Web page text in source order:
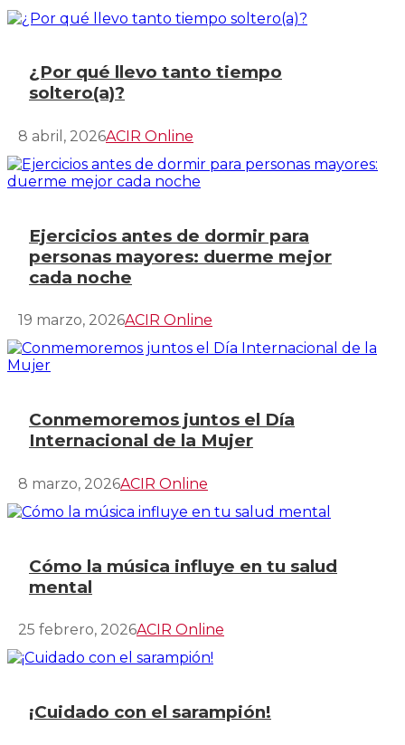
¿Por qué llevo tanto tiempo
soltero(a)?
8 abril, 2026ACIR Online
Ejercicios antes de dormir para
personas mayores: duerme mejor
cada noche
19 marzo, 2026ACIR Online
Conmemoremos juntos el Día
Internacional de la Mujer
8 marzo, 2026ACIR Online
Cómo la música influye en tu salud
mental
25 febrero, 2026ACIR Online
¡Cuidado con el sarampión!